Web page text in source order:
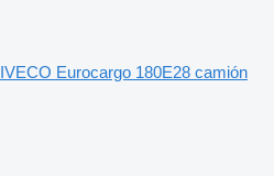
IVECO Eurocargo 180E28 camión